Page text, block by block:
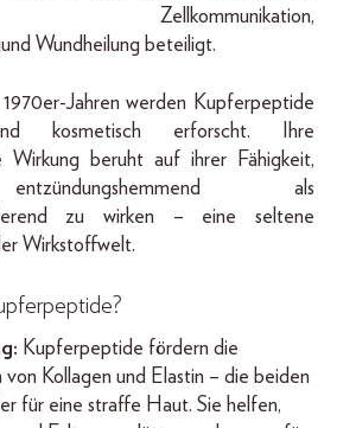
Wundheilung beteiligt.
Jahren werden Kupferpeptide
kosmetisch erforscht. Ihre
Wirkung beruht auf ihrer Fähigkeit,
als
zu wirken – eine seltene
Wirkstoffwelt.
Kupferpeptide fördern die
von Kollagen und Elastin – die beiden
für eine straffe Haut. Sie helfen,